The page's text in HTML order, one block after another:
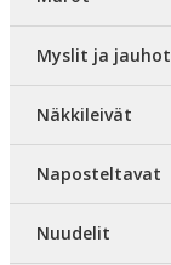
Myslit ja jauhot
Näkkileivät
Naposteltavat
Nuudelit